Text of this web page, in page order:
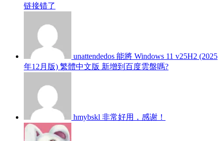
链接错了
unattendedos 能將 Windows 11 v25H2 (2025
年12月版) 繁體中文版 新增到百度雲盤嗎?
hmybskl 非常好用，感谢！